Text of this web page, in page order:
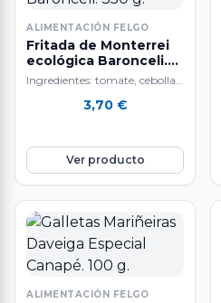
ALIMENTACIÓN FELGO
Fritada de Monterrei
ecológica Baronceli.
350 g.
Ingredientes: tomate, cebolla,
berenjena, aceite de oliva
3,70 €
Ver producto
ALIMENTACIÓN FELGO